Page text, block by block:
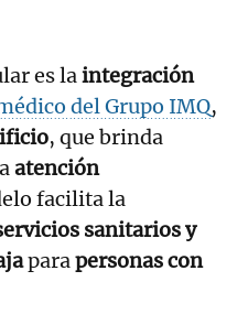
es laintegración
del Grupo IMQ,
, que brinda
atención
facilita la
sanitarios y
parapersonas con